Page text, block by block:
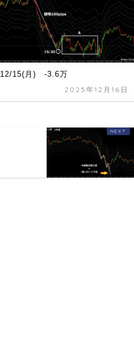
12/15(月) -3.6万
2025年12月16日